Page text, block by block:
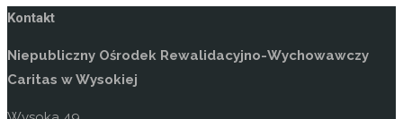
Kontakt
Niepubliczny Ośrodek Rewalidacyjno-Wychowawczy
Caritas w Wysokiej